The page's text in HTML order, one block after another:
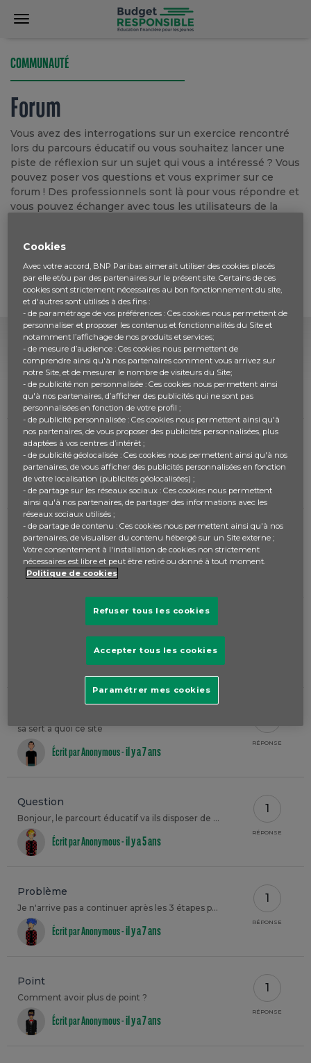
COMMUNAUTÉ
Forum
Vous avez des interrogations sur un exercice rencontré
lors du parcours éducatif ou vous souhaitez lancer une
piste de réflexion sur un sujet qui vous a intéressé ? Vous
pouvez poser vos questions et vous exprimer sur ce
forum ! Des professionnels sont là pour vous répondre et
vous pouvez échanger avec tous les utilisateurs de la
Connectez-vous
Toutes(current)
Récent Trend topic
telecharge
Bonjour, j'aimerais savoir comment faire pour télécharger le passeport.
Écrit par Anonymous -il y a 7 ans
1
RÉPONSE
tableau d'avancement incomplet
j'ai 4 nouvelles personnes qui se sont inscrites aujourd'hui et seulement 2 apparaissent dans le tableau d'avancement. Quel est le problème?
Écrit par Anonymous -il y a 4 ans
1
savoir comment on peut voir le code class
Bonjour, Comment je peux voir le code class. Merci de votre réponse et votre compréhension. Bonne journée.
Écrit par Anonymous -
1
RÉPONSE
A quoi sert un agrégateur?
Écrit par Anonymous -il y a 8 ans
sa sert a quoi ce site
Écrit par Anonymous -il y a 7 ans
RÉPONSE
Question
Bonjour, le parcourt éducatif va ils disposer de nouvelles questions dans le futur ?
Écrit par Anonymous -il y a 5 ans
1
RÉPONSE
Problème
Je n'arrive pas a continuer après les 3 étapes principales, qu'elle qu'un peu m'aider ?
Écrit par Anonymous -il y a 7 ans
1
RÉPONSE
Point
Comment avoir plus de point ?
Écrit par Anonymous -il y a 7 ans
1
RÉPONSE
Cookies
Avec votre accord, BNP Paribas aimerait utiliser des cookies placés
par elle et/ou par des partenaires sur le présent site. Certains de ces
cookies sont strictement nécessaires au bon fonctionnement du site,
et d'autres sont utilisés à des fins :
- de paramétrage de vos préférences : Ces cookies nous permettent de
personnaliser et proposer les contenus et fonctionnalités du Site et
notamment l’affichage de nos produits et services;
- de mesure d’audience : Ces cookies nous permettent de
comprendre ainsi qu'à nos partenaires comment vous arrivez sur
notre Site, et de mesurer le nombre de visiteurs du Site;
- de publicité non personnalisée : Ces cookies nous permettent ainsi
qu'à nos partenaires, d’afficher des publicités qui ne sont pas
personnalisées en fonction de votre profil ;
- de publicité personnalisée : Ces cookies nous permettent ainsi qu'à
nos partenaires, de vous proposer des publicités personnalisées, plus
adaptées à vos centres d’intérêt ;
- de publicité géolocalisée : Ces cookies nous permettent ainsi qu'à nos
partenaires, de vous afficher des publicités personnalisées en fonction
de votre localisation (publicités géolocalisées) ;
- de partage sur les réseaux sociaux : Ces cookies nous permettent
ainsi qu'à nos partenaires, de partager des informations avec les
réseaux sociaux utilisés ;
- de partage de contenu : Ces cookies nous permettent ainsi qu'à nos
partenaires, de visualiser du contenu hébergé sur un Site externe ;
Votre consentement à l'installation de cookies non strictement
nécessaires est libre et peut être retiré ou donné à tout moment.
Politique de cookies
Refuser tous les cookies
Accepter tous les cookies
Paramétrer mes cookies